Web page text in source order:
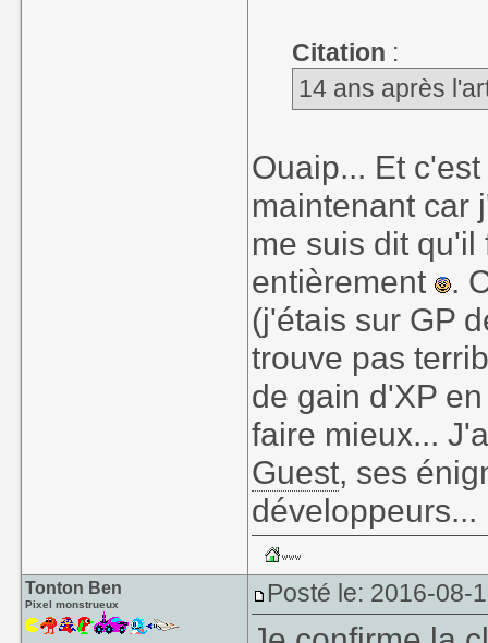
Citation :
14 ans après
Ouaip... Et
maintenant car
me suis dit
entièrement .
(j'étais sur GP
trouve pas
de gain d'XP
faire mieux...
Guest, ses
développeurs...
Tonton Ben
Pixel monstrueux Posté le: 2016-08-